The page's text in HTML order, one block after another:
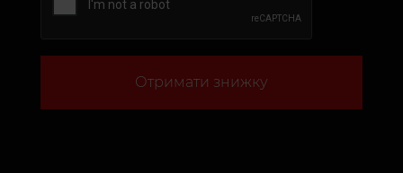
Отримати знижку